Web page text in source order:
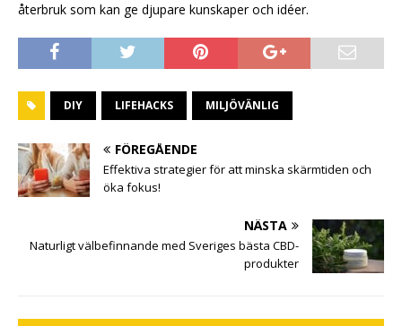
återbruk som kan ge djupare kunskaper och idéer.
DIY LIFEHACKS MILJÖVÄNLIG
FÖREGÅENDE
Effektiva strategier för att minska skärmtiden och
öka fokus!
NÄSTA
Naturligt välbefinnande med Sveriges bästa CBD-
produkter